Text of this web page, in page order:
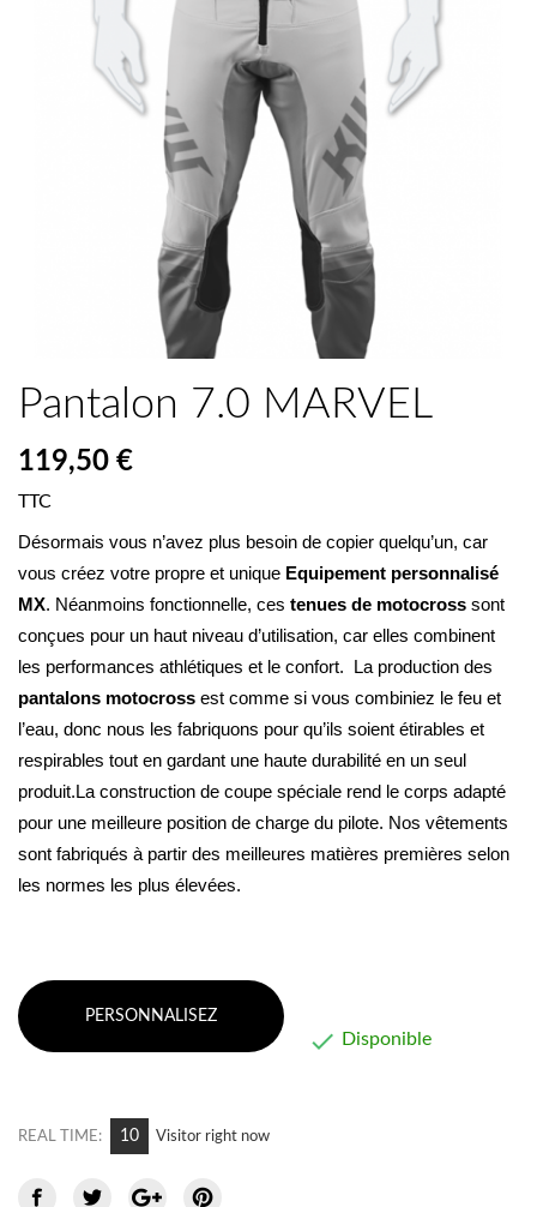
Pantalon 7.0 MARVEL
119,50 €
TTC
Désormais vous n’avez plus besoin de copier quelqu’un, car
vous créez votre propre et unique Equipement personnalisé
MX. Néanmoins fonctionnelle, ces tenues de motocross sont
conçues pour un haut niveau d’utilisation, car elles combinent
les performances athlétiques et le confort.
pantalons motocross est comme si vous combiniez le feu et
l’eau, donc nous les fabriquons pour qu’ils soient étirables et
respirables tout en gardant une haute durabilité en un seul
produit.La construction de coupe spéciale rend le corps adapté
pour une meilleure position de charge du pilote. Nos vêtements
sont fabriqués à partir des meilleures matières premières selon
les normes les plus élevées.
PERSONNALISEZ
 Disponible
REAL TIME: 9 Visitor right now